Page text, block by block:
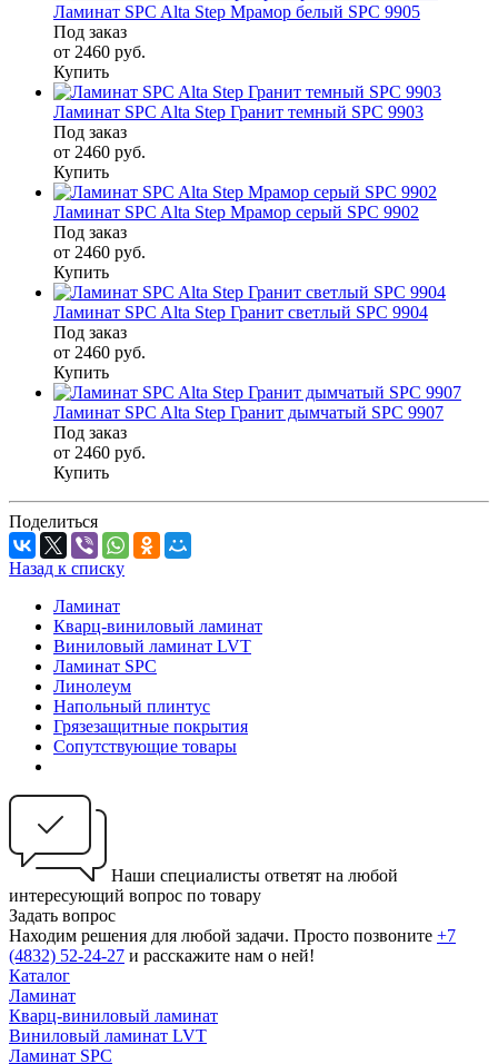
Ламинат SPC Alta Step Мрамор белый SPC 9905
Под заказ
от 2460 руб.
Купить
Ламинат SPC Alta Step Гранит темный SPC 9903
Под заказ
от 2460 руб.
Купить
Ламинат SPC Alta Step Мрамор серый SPC 9902
Под заказ
от 2460 руб.
Купить
Ламинат SPC Alta Step Гранит светлый SPC 9904
Под заказ
от 2460 руб.
Купить
Ламинат SPC Alta Step Гранит дымчатый SPC 9907
Под заказ
от 2460 руб.
Купить
Поделиться
Назад к списку
Ламинат
Кварц-виниловый ламинат
Виниловый ламинат LVT
Ламинат SPC
Линолеум
Напольный плинтус
Грязезащитные покрытия
Сопутствующие товары
Наши специалисты ответят на любой
интересующий вопрос по товару
Задать вопрос
Находим решения для любой задачи. Просто позвоните +7
(4832) 52-24-27 и расскажите нам о ней!
Каталог
Ламинат
Кварц-виниловый ламинат
Виниловый ламинат LVT
Ламинат SPC